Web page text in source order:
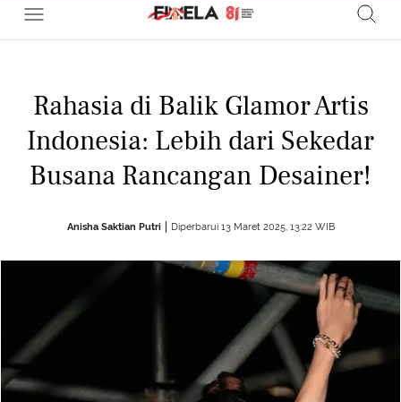
Rahasia di Balik Glamor Artis
Indonesia: Lebih dari Sekedar
Busana Rancangan Desainer!
Anisha Saktian Putri Diperbarui 13 Maret 2025, 13:22 WIB